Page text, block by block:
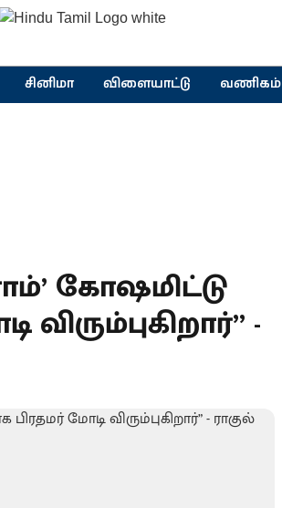
சினிமா விளையாட்டு வணிகம்
கோஷமிட்டு
-